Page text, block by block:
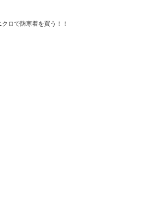
ロで防寒着を買う！！